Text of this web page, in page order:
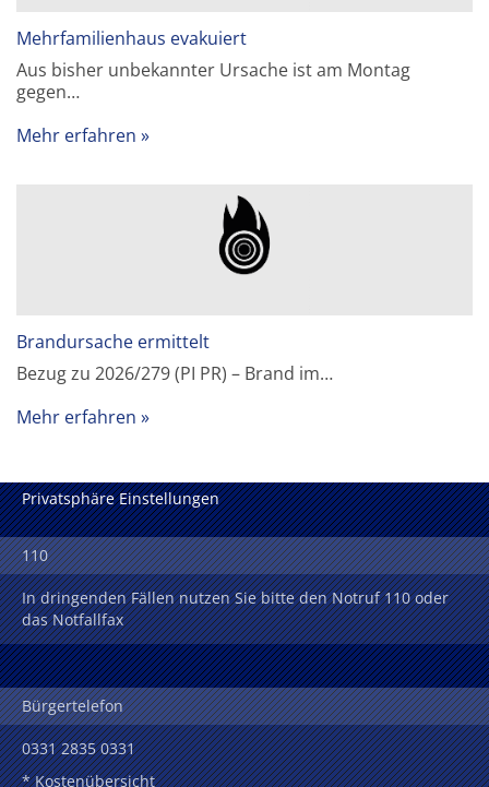
Mehrfamilienhaus evakuiert
Aus bisher unbekannter Ursache ist am Montag
gegen…
Mehr erfahren
Brandursache ermittelt
Bezug zu 2026/279 (PI PR) – Brand im…
Mehr erfahren
Privatsphäre Einstellungen
110
In dringenden Fällen nutzen Sie bitte den Notruf 110 oder
das Notfallfax
Bürgertelefon
0331 2835 0331
* Kostenübersicht